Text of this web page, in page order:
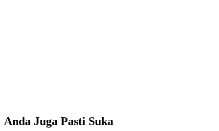
Anda Juga Pasti Suka